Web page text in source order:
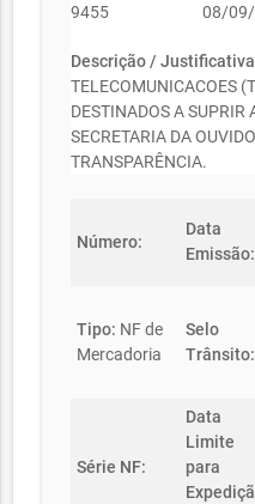
9455 08/
Descrição /
TELECOMUNICACOES
DESTINADOS A SUPRIR
SECRETARIA DA
TRANSPARÊNCIA.
Número:
Data
Emissão:
Tipo: NF de
Mercadoria
Selo
Trânsito:
Série NF:
Data
Limite
para